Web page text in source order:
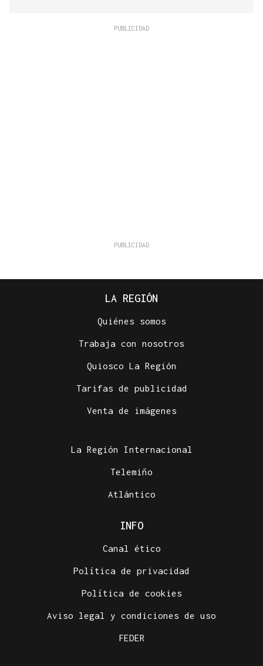
LA REGIÓN
Quiénes somos
Trabaja con nosotros
Quiosco La Región
Tarifas de publicidad
Venta de imágenes
La Región Internacional
Telemiño
Atlántico
INFO
Canal ético
Política de privacidad
Política de cookies
Aviso legal y condiciones de uso
FEDER